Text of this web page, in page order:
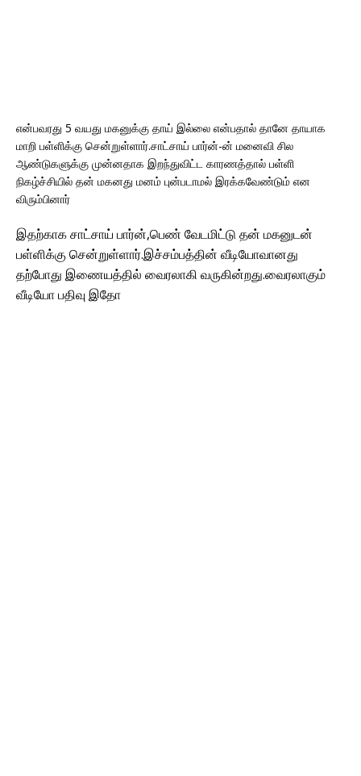
என்பவரது 5 வயது மகனுக்கு தாய் இல்லை என்பதால் தானே தாயாக
மாறி பள்ளிக்கு சென்றுள்ளார்.சாட்சாய் பார்ன்-ன் மனைவி சில
ஆண்டுகளுக்கு முன்னதாக இறந்துவிட்ட காரணத்தால் பள்ளி
நிகழ்ச்சியில் தன் மகனது மனம் புன்படாமல் இரக்கவேண்டும் என
விரும்பினார்
இதற்காக சாட்சாய் பார்ன்,பெண் வேடமிட்டு தன் மகனுடன்
பள்ளிக்கு சென்றுள்ளார்.இச்சம்பத்தின் வீடியோவானது
தற்போது இணையத்தில் வைரலாகி வருகின்றது.வைரலாகும்
வீடியோபதிவு இதோ